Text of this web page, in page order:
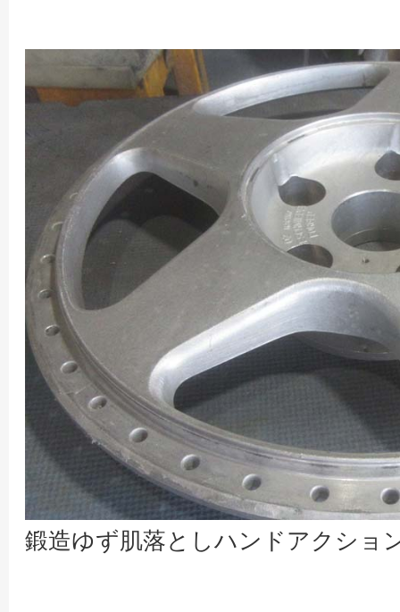
鍛造ゆず肌落としハンドアクショ